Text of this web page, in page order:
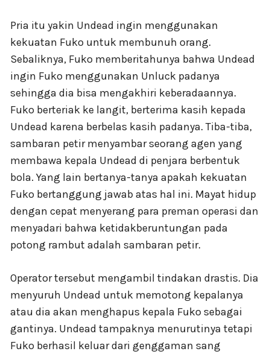
Pria itu yakin Undead ingin menggunakan
kekuatan Fuko untuk membunuh orang.
Sebaliknya, Fuko memberitahunya bahwa Undead
ingin Fuko menggunakan Unluck padanya
sehingga dia bisa mengakhiri keberadaannya.
Fuko berteriak ke langit, berterima kasih kepada
Undead karena berbelas kasih padanya. Tiba-tiba,
sambaran petir menyambar seorang agen yang
membawa kepala Undead di penjara berbentuk
bola. Yang lain bertanya-tanya apakah kekuatan
Fuko bertanggung jawab atas hal ini. Mayat hidup
dengan cepat menyerang para preman operasi dan
menyadari bahwa ketidakberuntungan pada
potong rambut adalah sambaran petir.
Operator tersebut mengambil tindakan drastis. Dia
menyuruh Undead untuk memotong kepalanya
atau dia akan menghapus kepala Fuko sebagai
gantinya. Undead tampaknya menurutinya tetapi
Fuko berhasil keluar dari genggaman sang